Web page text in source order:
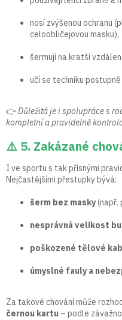
nosí zvýšenou ochranu
celoobličejovou masku),
šermují na kratší
učí se techniku
👉Důležitá je i spolupráce s
kompletní a pravidelně
⚠️ 5. Zakázané
I ve sportu s tak přísnými
Nejčastějšími přestupky bývá:
šerm bez masky(např.
nesprávná velikost
poškozené tělové
úmyslné fauly a
Za takové chování může
černou kartu – podle